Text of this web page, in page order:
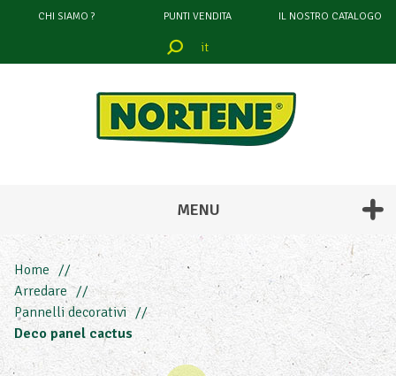
CHI SIAMO ? PUNTI VENDITA IL NOSTRO CATALOGO
it
MENU
Home
Arredare
Pannelli decorativi
Deco panel cactus
filtrare
attraverso